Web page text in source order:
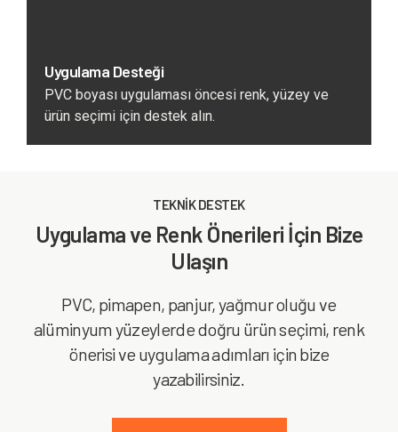
Uygulama Desteği
PVC boyası uygulaması öncesi renk, yüzey ve
ürün seçimi için destek alın.
TEKNİK DESTEK
Uygulama ve Renk Önerileri İçin Bize
Ulaşın
PVC, pimapen, panjur, yağmur oluğu ve
alüminyum yüzeylerde doğru ürün seçimi, renk
önerisi ve uygulama adımları için bize
yazabilirsiniz.